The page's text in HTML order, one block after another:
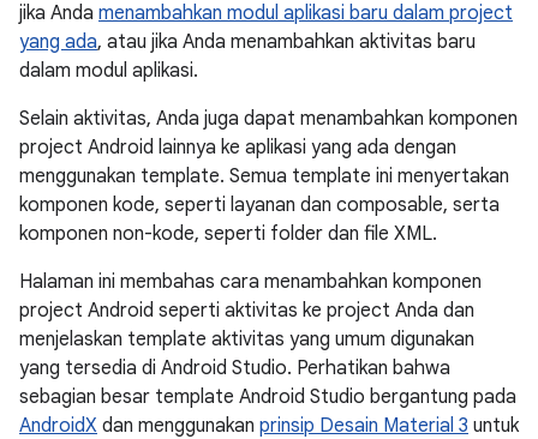
jika Anda menambahkan modul aplikasi baru dalam project
yang ada, atau jika Anda menambahkan aktivitas baru
dalam modul aplikasi.
Selain aktivitas, Anda juga dapat menambahkan komponen
project Android lainnya ke aplikasi yang ada dengan
menggunakan template. Semua template ini menyertakan
komponen kode, seperti layanan dan composable, serta
komponen non-kode, seperti folder dan file XML.
Halaman ini membahas cara menambahkan komponen
project Android seperti aktivitas ke project Anda dan
menjelaskan template aktivitas yang umum digunakan
yang tersedia di Android Studio. Perhatikan bahwa
sebagian besar template Android Studio bergantung pada
AndroidX dan menggunakan prinsip Desain Material 3 untuk